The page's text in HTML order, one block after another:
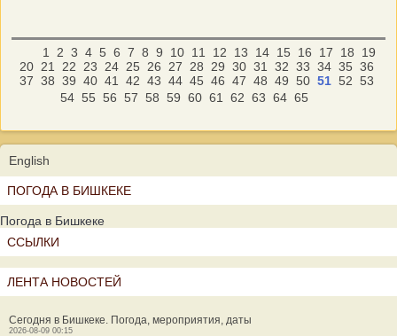
1 2 3 4 5 6 7 8 9 10 11 12 13 14 15 16 17 18
19
20 21 22 23 24 25 26 27 28 29 30 31 32 33 34 35 36
37 38 39 40 41 42 43 44 45 46 47 48 49 50 51 52 53
54 55 56 57 58 59 60 61 62 63 64 65
English
ПОГОДА В БИШКЕКЕ
Погода в Бишкеке
ССЫЛКИ
ЛЕНТА НОВОСТЕЙ
Сегодня в Бишкеке. Погода, мероприятия, даты
2026-08-09 00:15